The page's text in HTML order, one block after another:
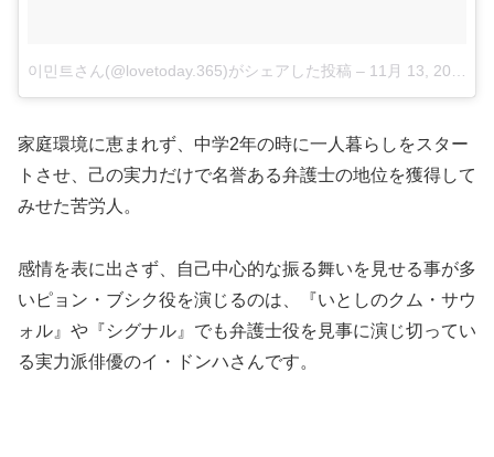
이민트さん(@lovetoday.365)がシェアした投稿 – 11月 13, 2017 at 3:06午前 PST
家庭環境に恵まれず、中学2年の時に一人暮らしをスター
トさせ、己の実力だけで名誉ある弁護士の地位を獲得して
みせた苦労人。
感情を表に出さず、自己中心的な振る舞いを見せる事が多
いピョン・ブシク役を演じるのは、『いとしのクム・サウ
ォル』や『シグナル』でも弁護士役を見事に演じ切ってい
る実力派俳優のイ・ドンハさんです。